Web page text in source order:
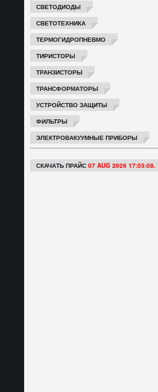
СВЕТОДИОДЫ
СВЕТОТЕХНИКА
ТЕРМОГИДРОПНЕВМО
ТИРИСТОРЫ
ТРАНЗИСТОРЫ
ТРАНСФОРМАТОРЫ
УСТРОЙСТВО ЗАЩИТЫ
ФИЛЬТРЫ
ЭЛЕКТРОВАКУУМНЫЕ ПРИБОРЫ
СКАЧАТЬ ПРАЙС 07 AUG 2026 17:55:08.